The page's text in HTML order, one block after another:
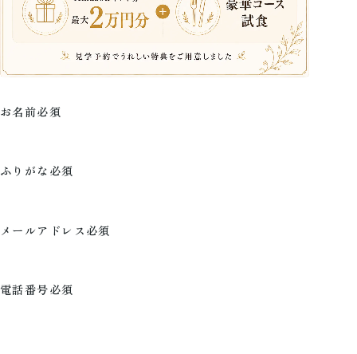
お名前必須
ふりがな必須
メールアドレス必須
電話番号必須